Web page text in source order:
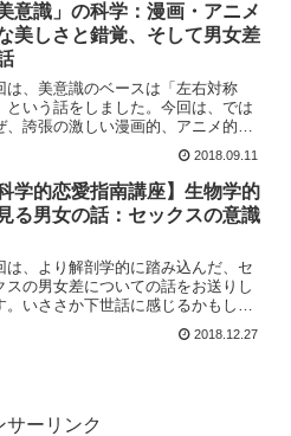
美意識」の科学：漫画・アニメ
美しさと錯覚、そして男女差
は、美意識のベースは「左右対称
という話をしました。今回は、では
、誇張の激しい漫画的、アニメ的な
識の男女差について触れていきま
何が魅力なのかという事を考える一
なれば幸い。
2018.09.11
科学的恋愛指南講座】生物学的
る男女の話：セックスの意識
は、より解剖学的に踏み込んだ、セ
スの男女差についての話をお送りし
。いささか下世話に感じるかもしれ
んが、あくまで学術的な視点に立っ
での男女の違いについての話だと、
2018.12.27
サーリンク